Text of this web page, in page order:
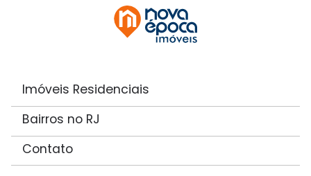
Imóveis Residenciais
Bairros no RJ
Contato